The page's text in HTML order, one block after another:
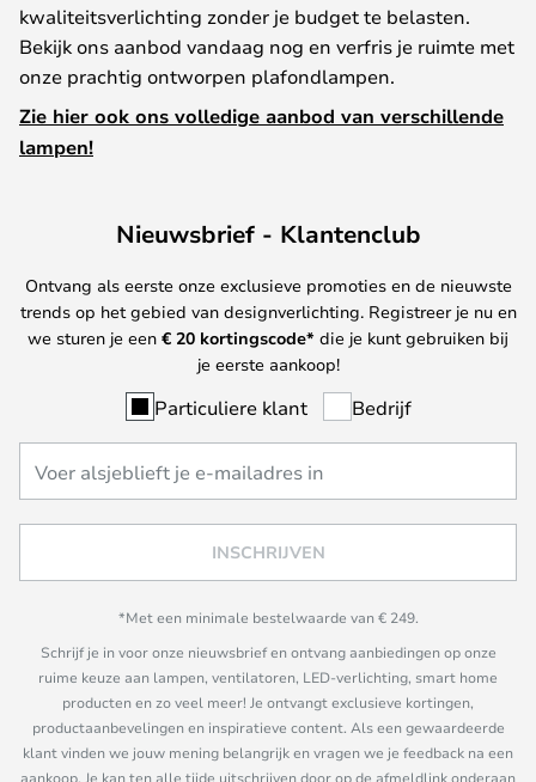
kwaliteitsverlichting zonder je budget te belasten.
Bekijk ons aanbod vandaag nog en verfris je ruimte met
onze prachtig ontworpen plafondlampen.
Zie hier ook ons volledige aanbod van verschillende
lampen!
Nieuwsbrief - Klantenclub
Ontvang als eerste onze exclusieve promoties en de nieuwste
trends op het gebied van designverlichting. Registreer je nu en
we sturen je een € 20 kortingscode* die je kunt gebruiken bij
je eerste aankoop!
Particuliere klant Bedrijf
INSCHRIJVEN
*Met een minimale bestelwaarde van € 249.
Schrijf je in voor onze nieuwsbrief en ontvang aanbiedingen op onze
ruime keuze aan lampen, ventilatoren, LED-verlichting, smart home
producten en zo veel meer! Je ontvangt exclusieve kortingen,
productaanbevelingen en inspiratieve content. Als een gewaardeerde
klant vinden we jouw mening belangrijk en vragen we je feedback na een
aankoop. Je kan ten alle tijde uitschrijven door op de afmeldlink onderaan